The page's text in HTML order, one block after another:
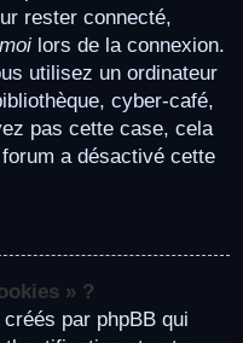
rester connecté,
lors de la connexion.
utilisez un ordinateur
cyber-café,
pas cette case, cela
a désactivé cette
» ?
par phpBB qui